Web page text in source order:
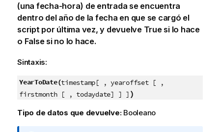
(una fecha-hora) de entrada se encuentra
dentro del año de la fecha en que se cargó el
script por última vez, y devuelve Truesi lo hace
o Falsesi no lo hace.
Sintaxis:
YearToDate(timestamp[ , yearoffset [ ,
firstmonth [ , todaydate] ] ] )
Tipo de datos que devuelve: Booleano